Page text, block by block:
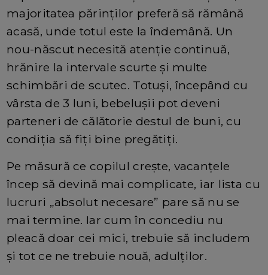
majoritatea părinților preferă să rămână
acasă, unde totul este la îndemână. Un
nou-născut necesită atenție continuă,
hrănire la intervale scurte și multe
schimbări de scutec. Totuși, începând cu
vârsta de 3 luni, bebelușii pot deveni
parteneri de călătorie destul de buni, cu
condiția să fiți bine pregătiți.
Pe măsură ce copilul crește, vacanțele
încep să devină mai complicate, iar lista cu
lucruri „absolut necesare” pare să nu se
mai termine. Iar cum în concediu nu
pleacă doar cei mici, trebuie să includem
și tot ce ne trebuie nouă, adulților.